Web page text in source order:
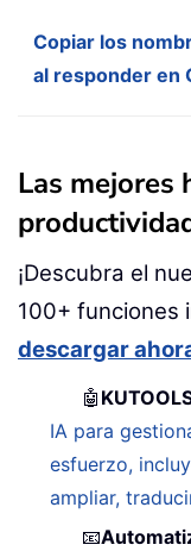
Copiar los
al responder en
Las mejores
¡Descubra el
100+ funciones
descargar
🤖
IA para
esfuerzo,
ampliar,
📧